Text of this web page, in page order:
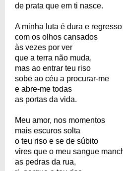
de prata que em ti nasce.
A minha luta é dura e regresso
com os olhos cansados
às vezes por ver
que a terra não muda,
mas ao entrar teu riso
sobe ao céu a procurar-me
e abre-me todas
as portas da vida.
Meu amor, nos momentos
mais escuros solta
o teu riso e se de súbito
vires que o meu sangue
as pedras da rua,